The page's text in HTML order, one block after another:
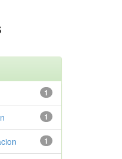
1
1
1